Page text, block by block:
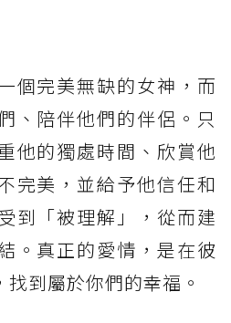
個完美無缺的女神，而
、陪伴他們的伴侶。只
他的獨處時間、欣賞他
完美，並給予他信任和
到「被理解」，從而建
。真正的愛情，是在彼
到屬於你們的幸福。